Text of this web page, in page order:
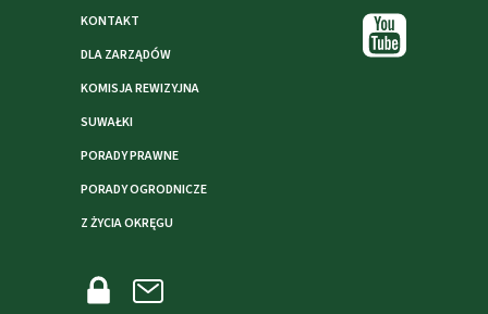
KONTAKT
DLA ZARZĄDÓW
KOMISJA REWIZYJNA
SUWAŁKI
PORADY PRAWNE
PORADY OGRODNICZE
Z ŻYCIA OKRĘGU